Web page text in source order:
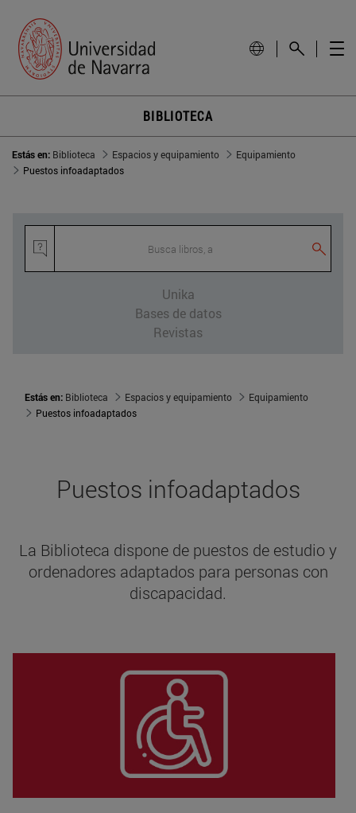
BIBLIOTECA
Estás en: Biblioteca Espacios y equipamiento
Equipamiento
Puestos infoadaptados
Busca libros, ar
Unika
Bases de datos
Revistas
Estás en: Biblioteca Espacios y equipamiento
Equipamiento
Puestos infoadaptados
Puestos infoadaptados
La Biblioteca dispone de puestos de estudio y
ordenadores adaptados para personas con
discapacidad.